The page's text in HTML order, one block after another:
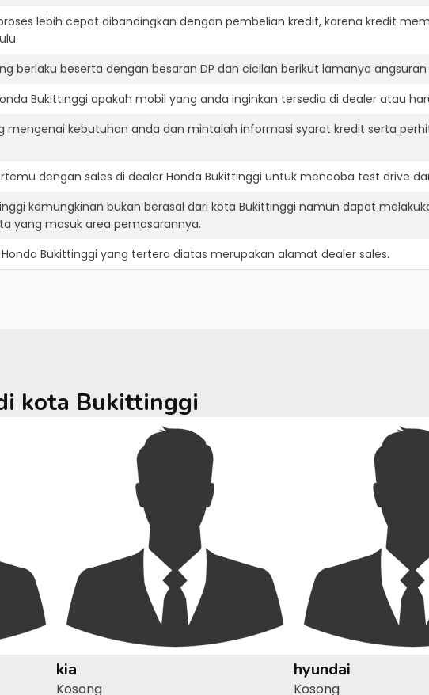
lebih cepat dibandingkan dengan pembelian kredit, karena kredit
berlaku beserta dengan besaran DP dan cicilan berikut lamanya
Bukittinggi apakah mobil yang anda inginkan tersedia di dealer atau
mengenai kebutuhan anda dan mintalah informasi syarat kredit serta
dengan sales di dealer Honda Bukittinggi untuk mencoba test drive
kemungkinan bukan berasal dari kota Bukittinggi namun dapat
yang masuk area pemasarannya.
Honda Bukittinggi yang tertera diatas merupakan alamat dealer sales.
kota Bukittinggi
kia
Kosong
hyundai
Kosong